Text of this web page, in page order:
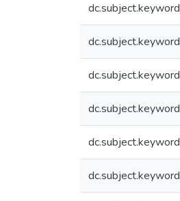
dc.subject.keyword
dc.subject.keyword
dc.subject.keyword
dc.subject.keyword
dc.subject.keyword
dc.subject.keyword